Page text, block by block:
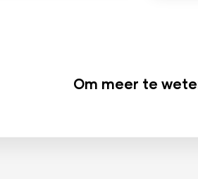
Om meer te